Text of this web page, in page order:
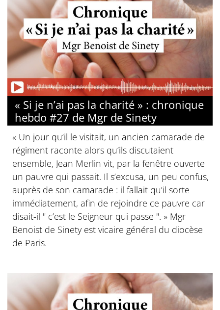
« Si je n’ai pas la charité » : chronique
hebdo #27 de Mgr de Sinety
« Un jour qu’il le visitait, un ancien camarade de
régiment raconte alors qu’ils discutaient
ensemble, Jean Merlin vit, par la fenêtre ouverte
un pauvre qui passait. Il s’excusa, un peu confus,
auprès de son camarade : il fallait qu’il sorte
immédiatement, afin de rejoindre ce pauvre car
disait-il " c’est le Seigneur qui passe ". » Mgr
Benoist de Sinety est vicaire général du diocèse
de Paris.